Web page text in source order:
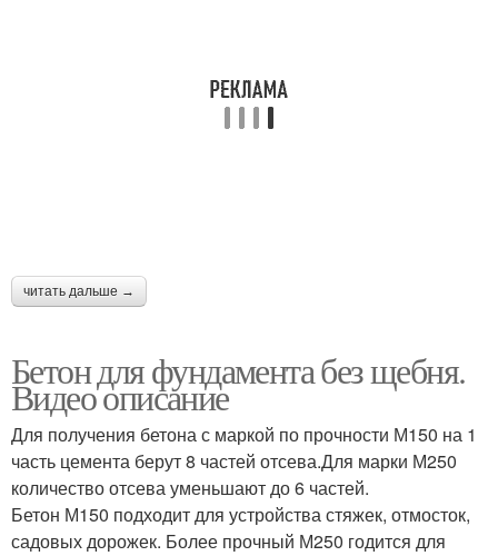
читать дальше →
Бетон для фундамента без щебня.
Видео описание
Для получения бетона с маркой по прочности М150 на 1
часть цемента берут 8 частей отсева.Для марки М250
количество отсева уменьшают до 6 частей.
Бетон М150 подходит для устройства стяжек, отмосток,
садовых дорожек. Более прочный М250 годится для